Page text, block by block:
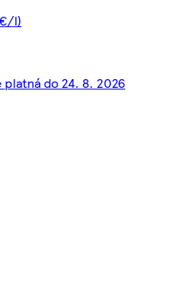
l)
platná do 24. 8. 2026